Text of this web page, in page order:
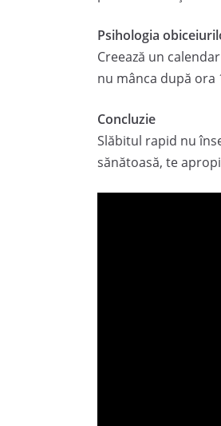
Psihologia
Creează un
nu mânca după ora
Concluzie
Slăbitul rapid nu
sănătoasă, te